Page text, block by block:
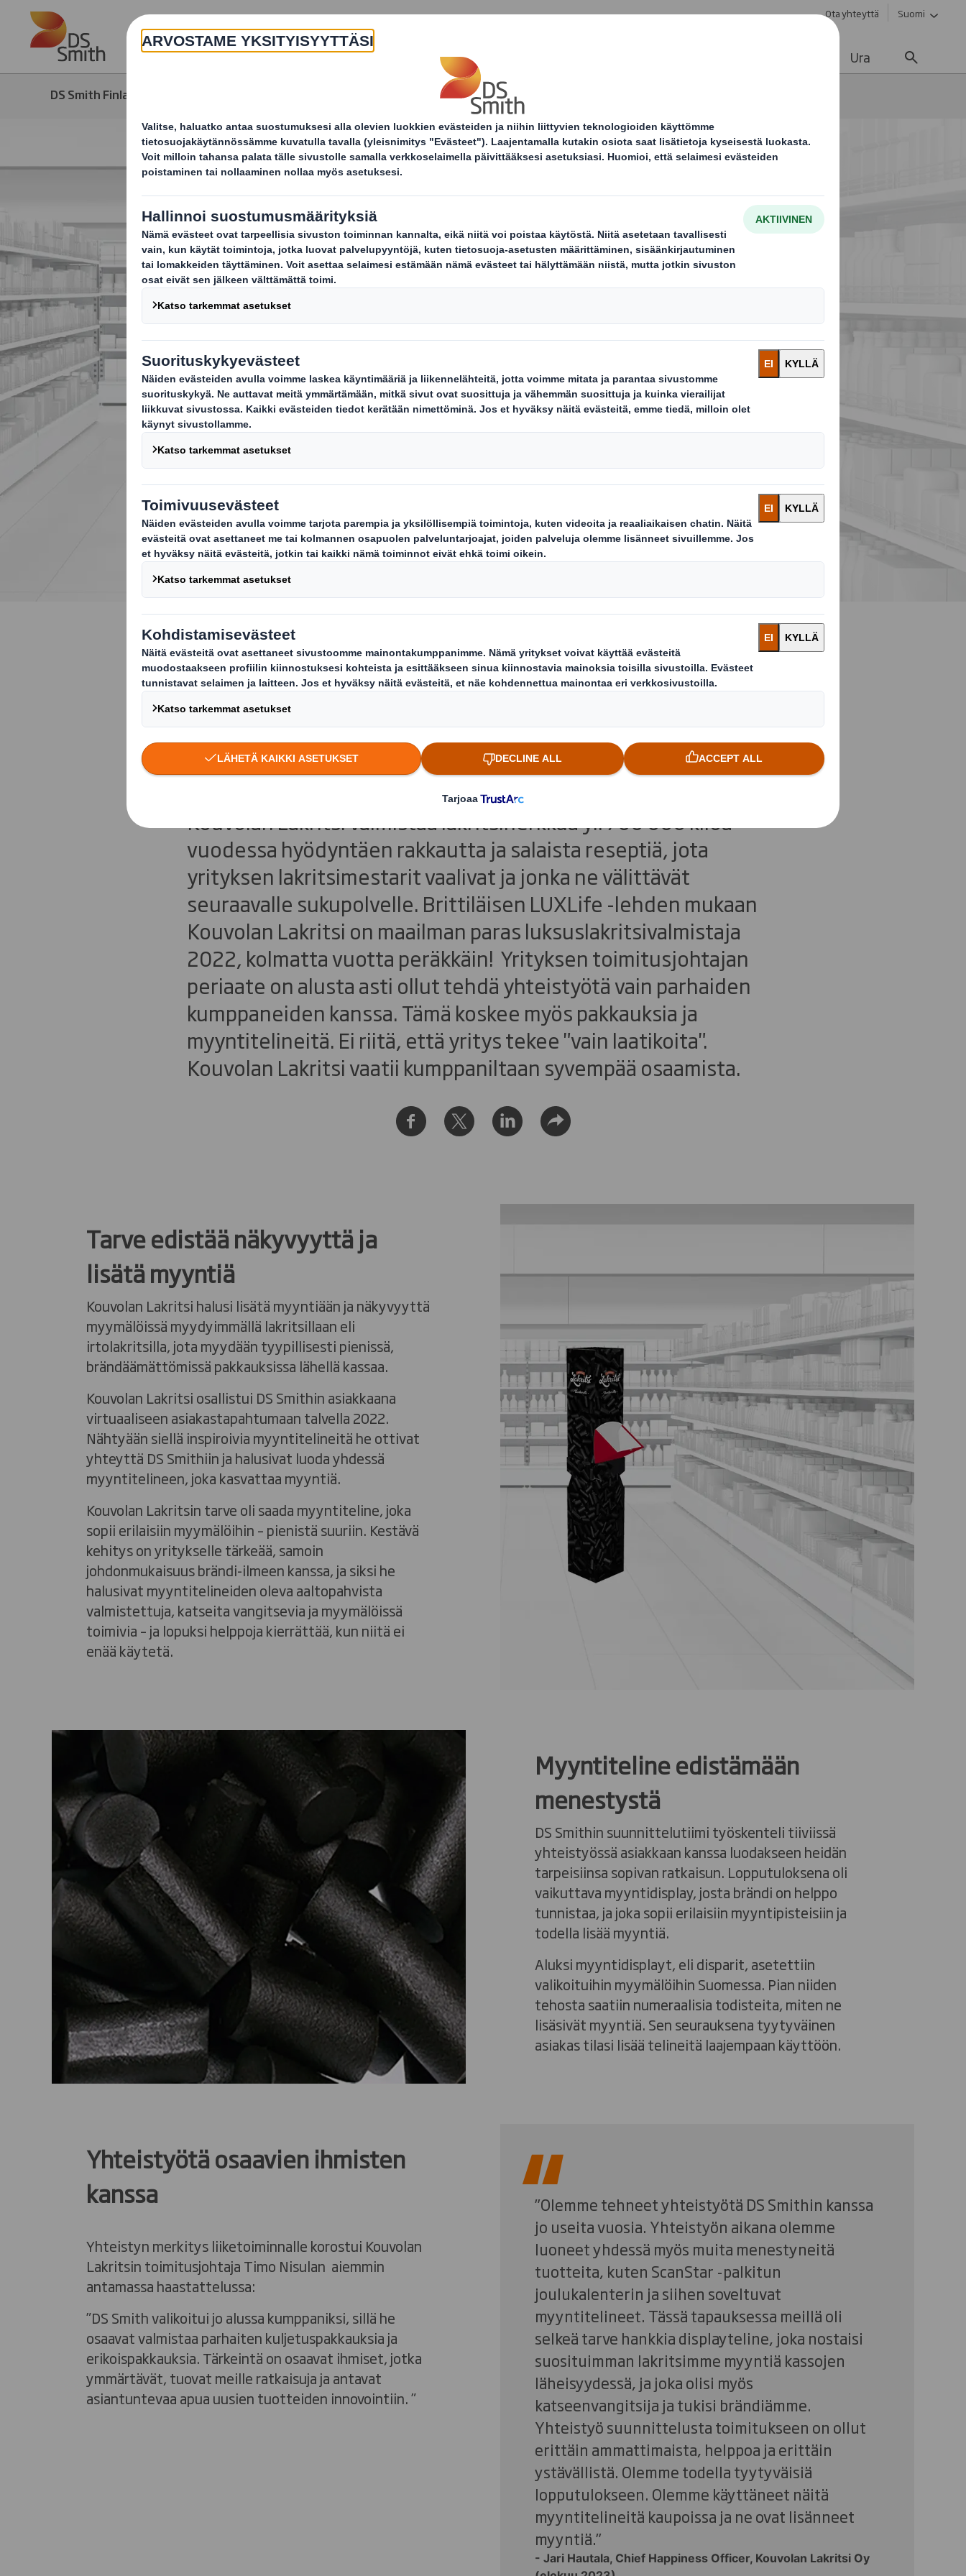
Skip to main content Ota yhteyttä Suomi
Tuotteet ja palvelut Ura
DS Smith Finland Uutiset ja tiedotteet Myyntiteline edistämässä maailman parhaan lakritsin myyntiä
Myyntiteline edistämässä maailman
parhaan lakritsin myyntiä
Kouvolan Lakritsi valmistaa lakritsiherkkua yli 700 000 kiloa
vuodessa hyödyntäen rakkautta ja salaista reseptiä, jota
yrityksen lakritsimestarit vaalivat ja jonka ne välittävät
seuraavalle sukupolvelle. Brittiläisen LUXLife -lehden mukaan
Kouvolan Lakritsi on maailman paras luksuslakritsivalmistaja
2022, kolmatta vuotta peräkkäin! Yrityksen toimitusjohtajan
periaate on alusta asti ollut tehdä yhteistyötä vain parhaiden
kumppaneiden kanssa. Tämä koskee myös pakkauksia ja
myyntitelineitä. Ei riitä, että yritys tekee "vain laatikoita".
Kouvolan Lakritsi vaatii kumppaniltaan syvempää osaamista.
Tarve edistää näkyvyyttä ja
lisätä myyntiä
Kouvolan Lakritsi halusi lisätä myyntiään ja näkyvyyttä
myymälöissä myydyimmällä lakritsillaan eli
irtolakritsilla, jota myydään tyypillisesti pienissä,
brändäämättömissä pakkauksissa lähellä kassaa.
Kouvolan Lakritsi osallistui DS Smithin asiakkaana
virtuaaliseen asiakastapahtumaan talvella 2022.
Nähtyään siellä inspiroivia myyntitelineitä he ottivat
yhteyttä DS Smithiin ja halusivat luoda yhdessä
myyntitelineen, joka kasvattaa myyntiä.
Kouvolan Lakritsin tarve oli saada myyntiteline, joka
sopii erilaisiin myymälöihin – pienistä suuriin. Kestävä
kehitys on yritykselle tärkeää, samoin
johdonmukaisuus brändi-ilmeen kanssa, ja siksi he
halusivat myyntitelineiden oleva aaltopahvista
valmistettuja, katseita vangitsevia ja myymälöissä
toimivia – ja lopuksi helppoja kierrättää, kun niitä ei
enää käytetä.
Myyntiteline edistämään
menestystä
DS Smithin suunnittelutiimi työskenteli tiiviissä
yhteistyössä asiakkaan kanssa luodakseen heidän
tarpeisiinsa sopivan ratkaisun. Lopputuloksena oli
vaikuttava myyntidisplay, josta brändi on helppo
tunnistaa, ja joka sopii erilaisiin myyntipisteisiin ja
todella lisää myyntiä.
Aluksi myyntidisplayt, eli disparit, asetettiin
valikoituihin myymälöihin Suomessa. Pian niiden
tehosta saatiin numeraalisia todisteita, miten ne
lisäsivät myyntiä. Sen seurauksena tyytyväinen
asiakas tilasi lisää telineitä laajempaan käyttöön.
Yhteistyötä osaavien ihmisten
kanssa
Yhteistyn merkitys liiketoiminnalle korostui Kouvolan
Lakritsin toimitusjohtaja Timo Nisulan aiemmin
antamassa haastattelussa:
”DS Smith valikoitui jo alussa kumppaniksi, sillä he
osaavat valmistaa parhaiten kuljetuspakkauksia ja
erikoispakkauksia. Tärkeintä on osaavat ihmiset, jotka
ymmärtävät, tuovat meille ratkaisuja ja antavat
asiantuntevaa apua uusien tuotteiden innovointiin. ”
”Olemme tehneet yhteistyötä DS Smithin kanssa
jo useita vuosia. Yhteistyön aikana olemme
luoneet yhdessä myös muita menestyneitä
tuotteita, kuten ScanStar -palkitun
joulukalenterin ja siihen soveltuvat
myyntitelineet. Tässä tapauksessa meillä oli
selkeä tarve hankkia displayteline, joka nostaisi
suosituimman lakritsimme myyntiä kassojen
läheisyydessä, ja joka olisi myös
katseenvangitsija ja tukisi brändiämme.
Yhteistyö suunnittelusta toimitukseen on ollut
erittäin ammattimaista, helppoa ja erittäin
ystävällistä. Olemme todella tyytyväisiä
lopputulokseen. Olemme käyttäneet näitä
myyntitelineitä kaupoissa ja ne ovat lisänneet
myyntiä.”
- Jari Hautala, Chief Happiness Officer, Kouvolan Lakritsi Oy